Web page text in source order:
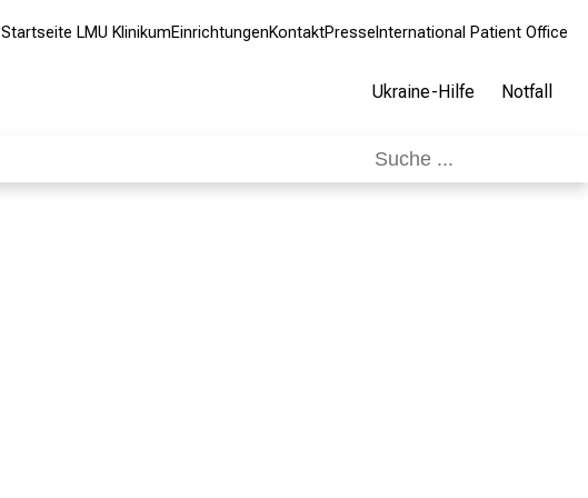
Startseite LMU KlinikumEinrichtungenKontaktPresse International Patient Office
Ukraine-Hilfe Notfall